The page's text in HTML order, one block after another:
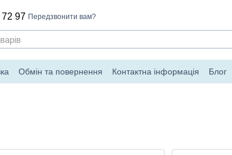
97 Передзвонити вам?
Обмін та повернення Контактна інформація Блог